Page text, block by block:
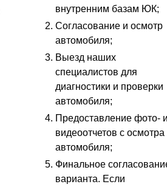
внутренним базам ЮК;
Согласование и осмотр
автомобиля;
Выезд наших
специалистов для
диагностики и проверки
автомобиля;
Предоставление фото- и
видеоотчетов с осмотра
автомобиля;
Финальное
варианта. Если